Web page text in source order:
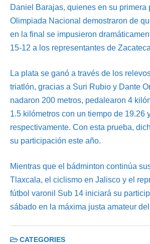
Daniel Barajas, quienes en su primera
Olimpiada Nacional demostraron de
en la final se impusieron
15-12 a los representantes de
La plata se ganó a través de los
triatlón, gracias a Suri Rubio y Dante
nadaron 200 metros, pedalearon 4
1.5 kilómetros con un tiempo de 19.26
respectivamente. Con esta prueba,
su participación este año.
Mientras que el bádminton continúa
Tlaxcala, el ciclismo en Jalisco y el
fútbol varonil Sub 14 iniciará su
sábado en la máxima justa amateur
CATEGORIES